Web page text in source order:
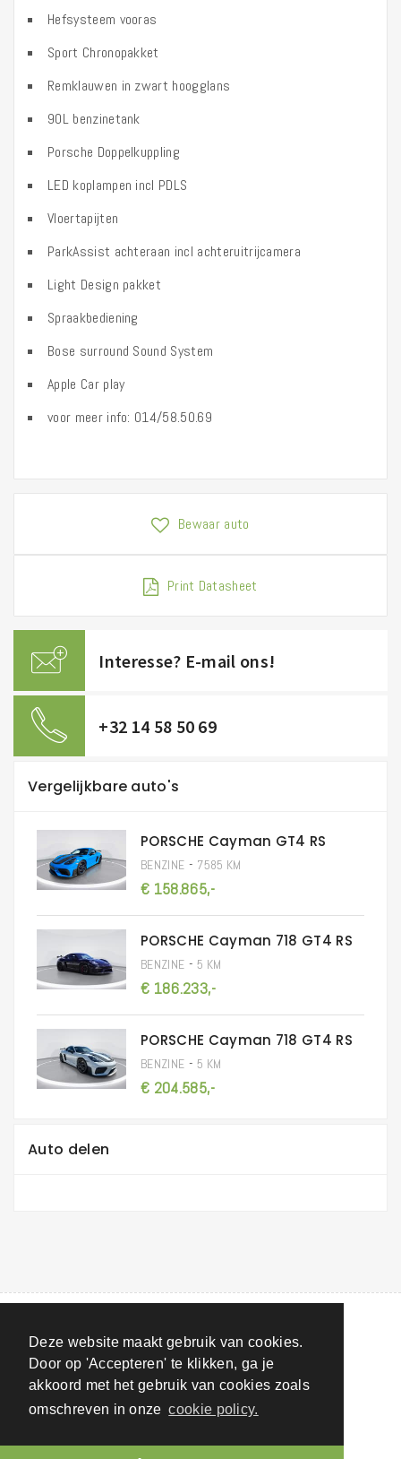
Deze website maakt gebruik van cookies.
Door op 'Accepteren' te klikken, ga je
akkoord met het gebruik van cookies zoals
omschreven in onze cookie policy.
Hefsysteem vooras
Sport Chronopakket
Remklauwen in zwart hoogglans
90L benzinetank
Porsche Doppelkuppling
LED koplampen incl PDLS
Vloertapijten
ParkAssist achteraan incl achteruitrijcamera
Light Design pakket
Spraakbediening
Bose surround Sound System
Apple Car play
voor meer info: 014/58.50.69
Bewaar auto
Print Datasheet
Interesse? E-mail ons!
+32 14 58 50 69
Vergelijkbare auto's
PORSCHE Cayman GT4 RS
BENZINE - 7585 KM
€ 158.865,-
PORSCHE Cayman 718 GT4 RS
BENZINE -5 KM
€ 186.233,-
PORSCHE Cayman 718 GT4 RS
BENZINE -5 KM
€ 204.585,-
Auto delen